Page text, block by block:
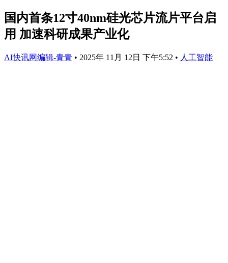
国内首条12寸40nm硅光芯片流片平台启
用 加速科研成果产业化
AI快讯网编辑-青青 • 2025年 11月 12日 下午5:52 • 人工智能